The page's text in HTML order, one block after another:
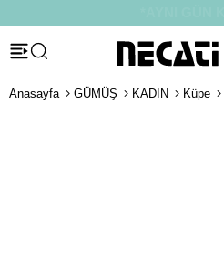
Anasayfa GÜMÜŞ KADIN Küpe